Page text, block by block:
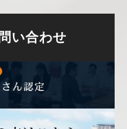
い合わせ